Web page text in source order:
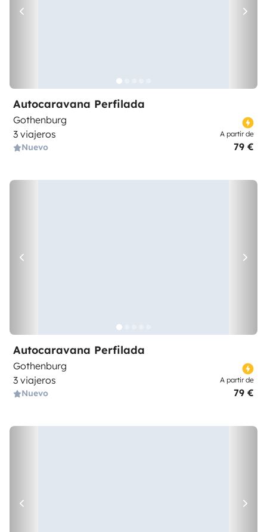
Autocaravana Perfilada
Gothenburg
3 viajeros
Nuevo
A partir de
79 €
Autocaravana Perfilada
Gothenburg
3 viajeros
Nuevo
A partir de
79 €